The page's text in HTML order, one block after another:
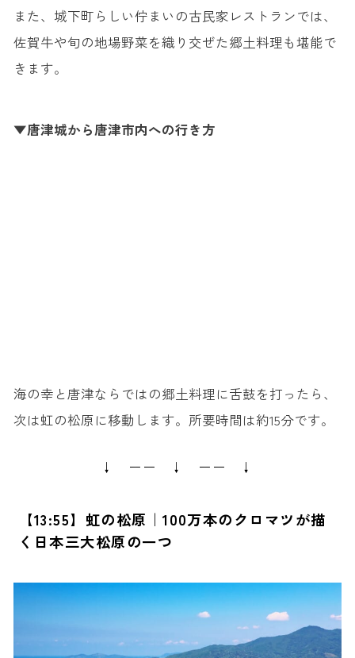
また、城下町らしい佇まいの古民家レストランでは、
佐賀牛や旬の地場野菜を織り交ぜた郷土料理も堪能で
きます。
▼唐津城から唐津市内への行き方
海の幸と唐津ならではの郷土料理に舌鼓を打ったら、
次は虹の松原に移動します。所要時間は約15分です。
↓ ーー ↓ ーー ↓
【13:55】虹の松原｜100万本のクロマツが描
く日本三大松原の一つ